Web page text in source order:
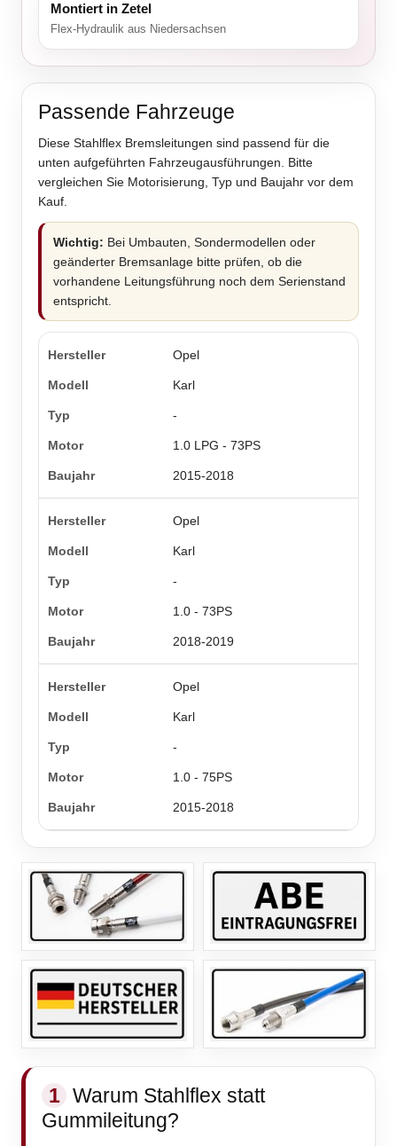
Montiert in Zetel
Flex-Hydraulik aus Niedersachsen
Passende Fahrzeuge
Diese Stahlflex Bremsleitungen sind passend für die
unten aufgeführten Fahrzeugausführungen. Bitte
vergleichen Sie Motorisierung, Typ und Baujahr vor dem
Kauf.
Wichtig: Bei Umbauten, Sondermodellen oder
geänderter Bremsanlage bitte prüfen, ob die
vorhandene Leitungsführung noch dem Serienstand
entspricht.
Opel
Karl
-
1.0 LPG - 73PS
2015-2018
Opel
Karl
-
1.0 - 73PS
2018-2019
Opel
Karl
-
1.0 - 75PS
2015-2018
1 Warum Stahlflex statt
Gummileitung?